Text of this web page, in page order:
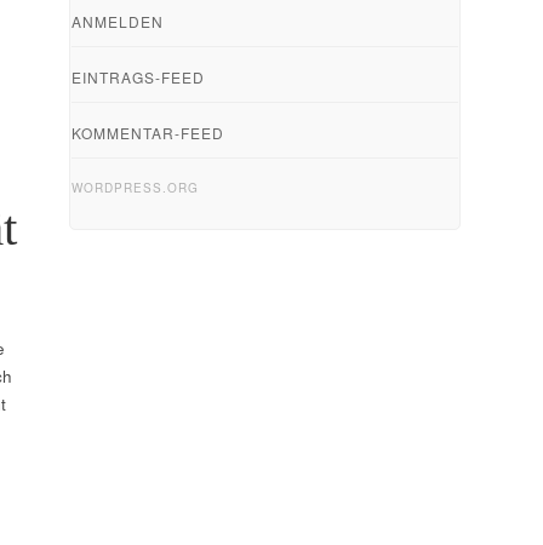
ANMELDEN
EINTRAGS-FEED
KOMMENTAR-FEED
WORDPRESS.ORG